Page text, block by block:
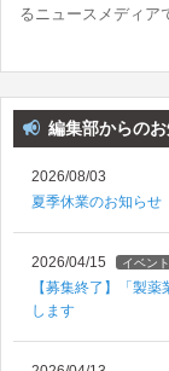
るニュースメディア
編集部からの
2026/08/03
夏季休業のお知らせ
2026/04/15 イベント
【募集終了】「製
します